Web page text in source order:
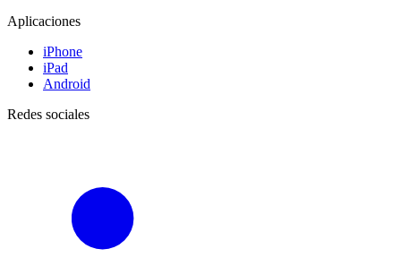
Aplicaciones
iPhone
iPad
Android
Redes sociales